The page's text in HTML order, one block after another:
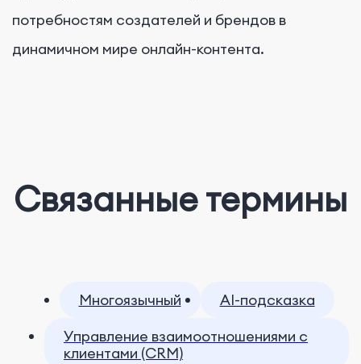
потребностям создателей и брендов в
динамичном мире онлайн-контента.
Связанные термины
Многоязычный
AI-подсказка
Управление взаимоотношениями с
клиентами (CRM)